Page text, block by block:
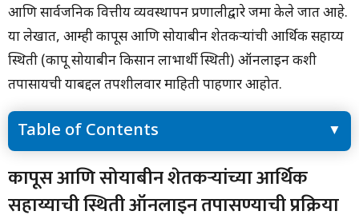
आणि सार्वजनिक वित्तीय व्यवस्थापन प्रणालीद्वारे जमा केले जात आहे.
या लेखात, आम्ही कापूस आणि सोयाबीन शेतकऱ्यांची आर्थिक सहाय्य
स्थिती (कापू सोयाबीन किसान लाभार्थी स्थिती) ऑनलाइन कशी
तपासायची याबद्दल तपशीलवार माहिती पाहणार आहोत.
Table of Contents
कापूस आणि सोयाबीन शेतकऱ्यांच्या आर्थिक सहाय्याची स्थिती ऑनलाइन
तपासण्याची प्रक्रिया खाली दिली आहे | Kapus Soybean Farmers
Beneficiary Status Online
सोयाबीन, कापूस अनुदानासाठी अर्ज सुरू…
कापूस आणि सोयाबीन शेतकऱ्यांच्या आर्थिक
सहाय्याची स्थिती ऑनलाइन तपासण्याची प्रक्रिया